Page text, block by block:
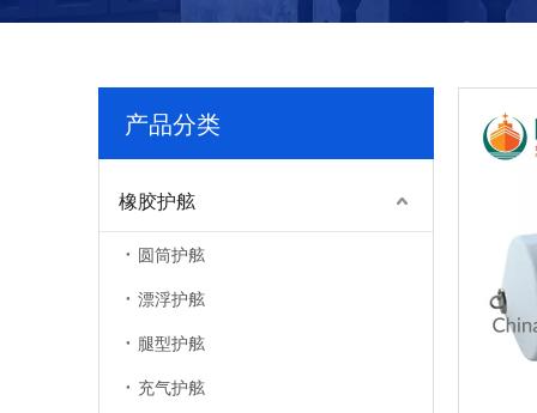
产品分类
橡胶护舷
圆筒护舷
漂浮护舷
腿型护舷
充气护舷